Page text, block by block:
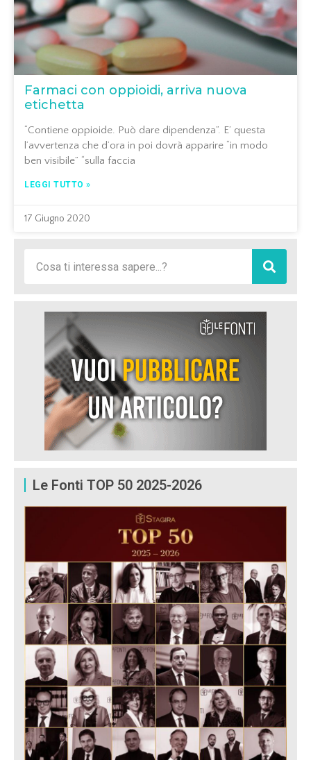
Farmaci con oppioidi, arriva nuova
etichetta
“Contiene oppioide. Può dare dipendenza”. E’ questa
l’avvertenza che d’ora in poi dovrà apparire “in modo
ben visibile” “sulla faccia
LEGGI TUTTO »
17 Giugno 2020
Le Fonti TOP 50 2025-2026